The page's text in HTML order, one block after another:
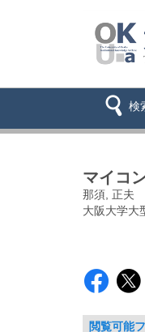
検
マイコ
那須, 正夫
大阪大学大
閲覧可能